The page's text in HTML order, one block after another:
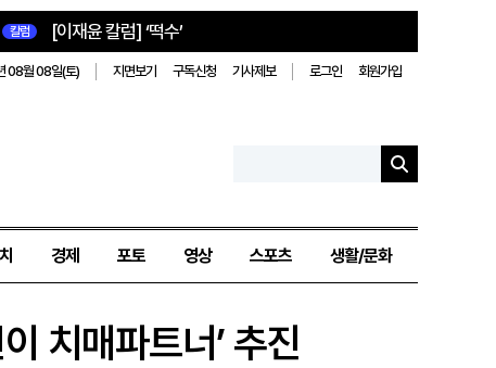
칼럼 [이재윤 칼럼] ‘떡수’
08월 08일(토) 지면보기 구독신청 기사제보 로그인 회원가입
경제 포토 영상 스포츠 생활/문화
치매파트너’ 추진